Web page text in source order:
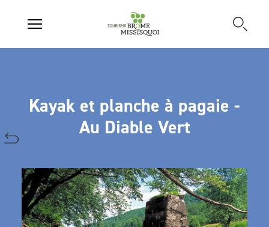
Kayak et planche à pagaie -
Au Diable Vert